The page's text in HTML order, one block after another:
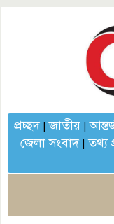
প্রচ্ছদ|জাতীয়|
জেলা সংবাদ|তথ্য